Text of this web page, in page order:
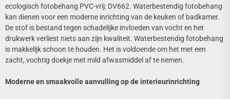
ecologisch fotobehang PVC-vrij: DV662. Waterbestendig fotobehang
kan dienen voor een moderne inrichting van de keuken of badkamer.
De stof is bestand tegen schadelijke invloeden van vocht en het
drukwerk verliest niets aan zijn kwaliteit. Waterbestendig fotobehang
is makkelijk schoon te houden. Het is voldoende om het met een
zacht, vochtig doekje met mild afwasmiddel af te nemen.
Moderne en smaakvolle aanvulling op de interieurinrichting